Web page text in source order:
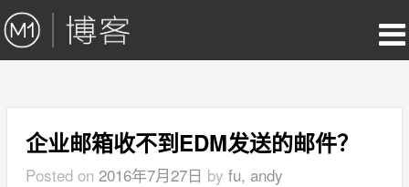
企业邮箱收不到EDM发送的邮件？
Posted on 2016年7月27日 by fu, andy